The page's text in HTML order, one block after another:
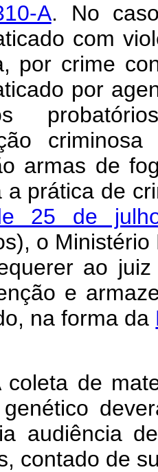
A. No
com
por crime
por
armas de
a prática de
25 de
o
ao
e
na forma da
coleta de
audiência
contado de